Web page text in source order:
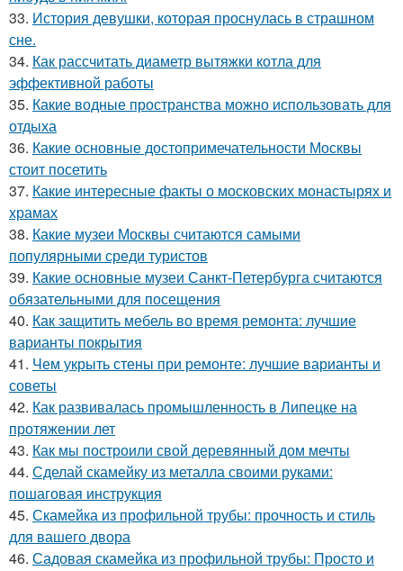
33. История девушки, которая проснулась в страшном
сне.
34. Как рассчитать диаметр вытяжки котла для
эффективной работы
35. Какие водные пространства можно использовать для
отдыха
36. Какие основные достопримечательности Москвы
стоит посетить
37. Какие интересные факты о московских монастырях и
храмах
38. Какие музеи Москвы считаются самыми
популярными среди туристов
39. Какие основные музеи Санкт-Петербурга считаются
обязательными для посещения
40. Как защитить мебель во время ремонта: лучшие
варианты покрытия
41. Чем укрыть стены при ремонте: лучшие варианты и
советы
42. Как развивалась промышленность в Липецке на
протяжении лет
43. Как мы построили свой деревянный дом мечты
44. Сделай скамейку из металла своими руками:
пошаговая инструкция
45. Скамейка из профильной трубы: прочность и стиль
для вашего двора
46. Садовая скамейка из профильной трубы: Просто и